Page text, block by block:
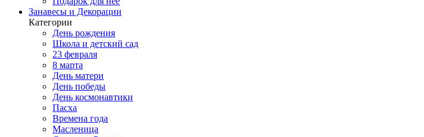
Занавесы и Декорации
Категории
День рождения
Школа и детский сад
23 февраля
8 марта
День матери
День победы
День космонавтики
Пасха
Времена года
Масленица